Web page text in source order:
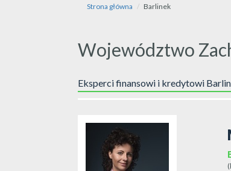
Strona główna Barlinek
Województwo
Eksperci finansowi i kredytowi